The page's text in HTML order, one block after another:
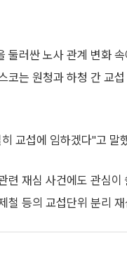
둘러싼 노사 관계 변화
는 원청과 하청 간 교
교섭에 임하겠다"고 말
련 재심 사건에도 관심
등의 교섭단위 분리